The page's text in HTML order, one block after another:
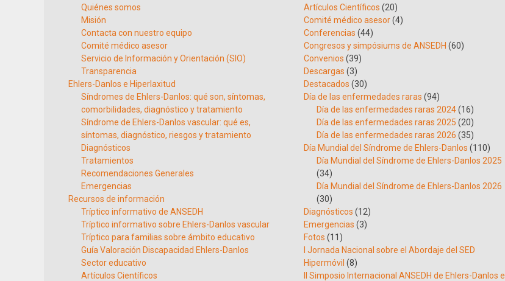
Quiénes somos
Misión
Contacta con nuestro equipo
Comité médico asesor
Servicio de Información y Orientación (SIO)
Transparencia
Ehlers-Danlos e Hiperlaxitud
Síndromes de Ehlers-Danlos: qué son, síntomas,
comorbilidades, diagnóstico y tratamiento
Síndrome de Ehlers-Danlos vascular: qué es,
síntomas, diagnóstico, riesgos y tratamiento
Diagnósticos
Tratamientos
Recomendaciones Generales
Emergencias
Recursos de información
Tríptico informativo de ANSEDH
Tríptico informativo sobre Ehlers-Danlos vascular
Tríptico para familias sobre ámbito educativo
Guía Valoración Discapacidad Ehlers-Danlos
Sector educativo
Artículos Científicos
Artículos Científicos (20)
Comité médico asesor(4)
Conferencias (44)
Congresos y simpósiums de ANSEDH (60)
Convenios (39)
Descargas (3)
Destacados (30)
Día de las enfermedades raras (94)
Día de las enfermedades raras 2024(16)
Día de las enfermedades raras 2025 (20)
Día de las enfermedades raras 2026 (35)
Día Mundial del Síndrome de Ehlers-Danlos (110)
Día Mundial del Síndrome de Ehlers-Danlos 2025
(34)
Día Mundial del Síndrome de Ehlers-Danlos 2026
(30)
Diagnósticos (12)
Emergencias (3)
Fotos (11)
I Jornada Nacional sobre el Abordaje del SED
Hipermóvil (8)
II Simposio Internacional ANSEDH de Ehlers-Danlos e